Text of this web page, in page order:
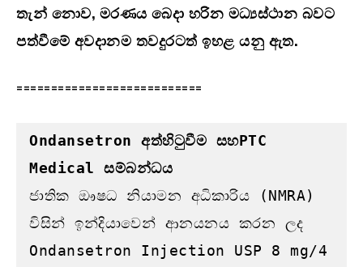
තැන් නොව, මරණය බෙදා හරින මධ්‍යස්ථාන බවට
පත්වීමේ අවදානම තවදුරටත් ඉහළ යනු ඇත.
===========================
Ondansetron අත්හිටුවීම සහPTC
Medical සම්බන්ධය
ජාතික ඖෂධ නියාමන අධිකාරිය (NMRA)
විසින් ඉන්දියාවෙන් ආනයනය කරන ලද
Ondansetron Injection USP 8 mg/4